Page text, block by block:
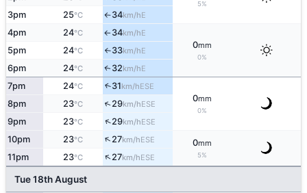
5%
3pm 25°C ↑34km/hE
4pm 24°C ↑34km/hE
0mm
0%
5pm 24°C ↑33km/hE
6pm 24°C ↑32km/hE
7pm 24°C ↑31km/hESE
0mm
0%
8pm 23°C ↑29km/hESE
9pm 23°C ↑29km/hESE
10pm 23°C ↑27km/hESE 0mm
5%
11pm 23°C ↑27km/hESE
Tue 18th August